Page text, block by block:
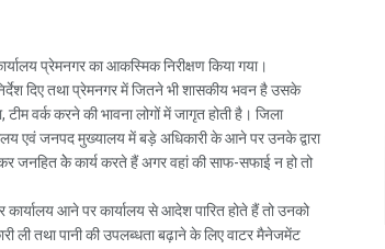
प्रेमनगर का आकस्मिक निरीक्षण किया गया।
दिए तथा प्रेमनगर में जितने भी शासकीय भवन है उसके
वर्क करने की भावना लोगों में जागृत होती है। जिला
एवं जनपद मुख्यालय में बड़े अधिकारी के आने पर उनके द्वारा
जनहित केे कार्य करते हैं अगर वहां की साफ-सफाई न हो तो
कार्यालय आने पर कार्यालय से आदेश पारित होते हैं तो उनको
ली तथा पानी की उपलब्धता बढ़ाने के लिए वाटर मैनेजमेंट